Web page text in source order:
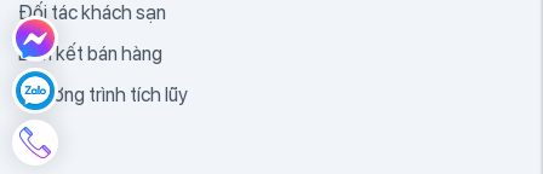
Đối tác khách sạn
Liên kết bán hàng
Chương trình tích lũy